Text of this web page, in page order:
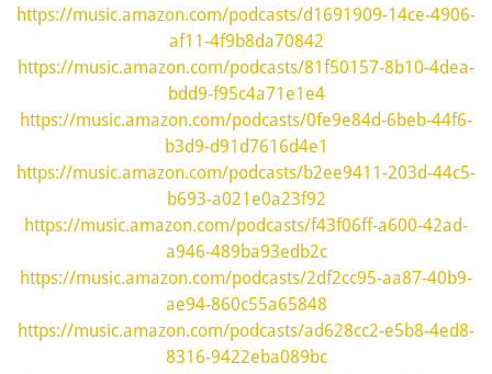
https://music.amazon.com/podcasts/d1691909-14ce-4906-
af11-4f9b8da70842
https://music.amazon.com/podcasts/81f50157-8b10-4dea-
bdd9-f95c4a71e1e4
https://music.amazon.com/podcasts/0fe9e84d-6beb-44f6-
b3d9-d91d7616d4e1
https://music.amazon.com/podcasts/b2ee9411-203d-44c5-
b693-a021e0a23f92
https://music.amazon.com/podcasts/f43f06ff-a600-42ad-
a946-489ba93edb2c
https://music.amazon.com/podcasts/2df2cc95-aa87-40b9-
ae94-860c55a65848
https://music.amazon.com/podcasts/ad628cc2-e5b8-4ed8-
8316-9422eba089bc